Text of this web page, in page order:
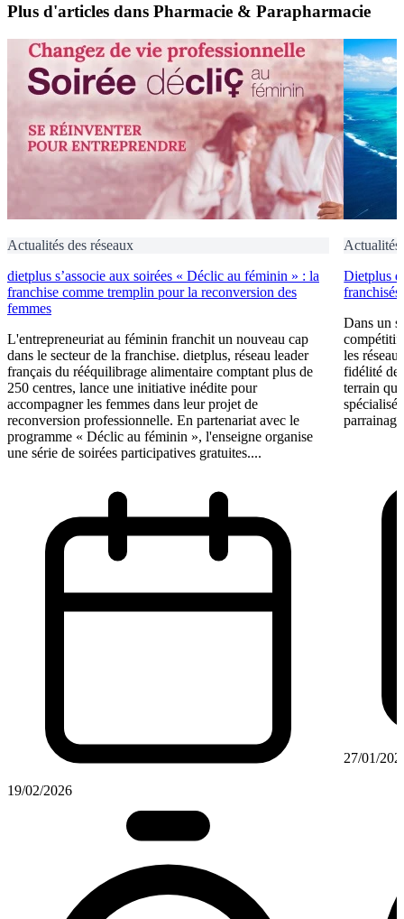
Plus d'articles dans Pharmacie & Parapharmacie
Actualités des réseaux
dietplus s’associe aux soirées « Déclic au féminin » : la
franchise comme tremplin pour la reconversion des
femmes
L'entrepreneuriat au féminin franchit un nouveau cap
dans le secteur de la franchise. dietplus, réseau leader
français du rééquilibrage alimentaire comptant plus de
250 centres, lance une initiative inédite pour
accompagner les femmes dans leur projet de
reconversion professionnelle. En partenariat avec le
programme « Déclic au féminin », l'enseigne organise
une série de soirées participatives gratuites....
19/02/2026
Actualités
Dietplus
Dans un
les
fidélité de
terrain
27/01/